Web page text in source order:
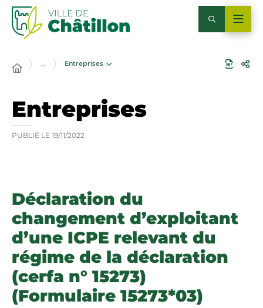
… Entreprises
Entreprises
PUBLIÉ LE 19/11/2022
Déclaration du
changement d’exploitant
d’une ICPE relevant du
régime de la déclaration
(cerfa n° 15273)
(Formulaire 15273*03)